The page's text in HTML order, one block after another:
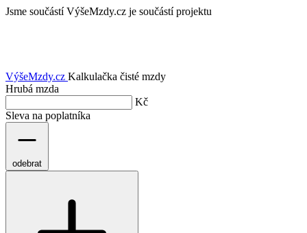
Jsme součástí VýšeMzdy.cz je součástí projektu
VýšeMzdy.cz Kalkulačka čisté mzdy
Hrubá mzda
Kč
Sleva na poplatníka
odebrat